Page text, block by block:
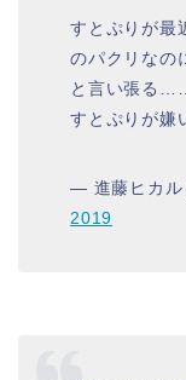
すとぷりが最
のパクリなの
と言い張る
すとぷりが嫌
— 進藤ヒカル
2019